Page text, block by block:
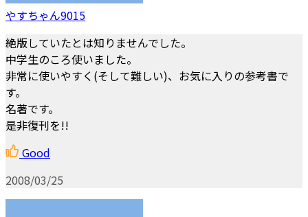
やすちゃん9015
絶版していたとは知りませんでした。
中学生のころ使いました。
非常に使いやすく(そして難しい)、お気に入りの参考書で
す。
名著です。
是非復刊を!!
Good
2008/03/25